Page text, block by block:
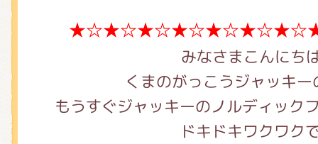
みなさまこんにち
くまのがっこうジャッキ
もうすぐジャッキーのノルディック
ドキドキワクワク
ショップインフォメーション
グッズインフォメーション